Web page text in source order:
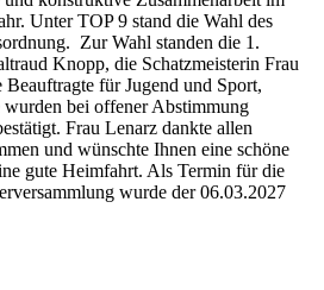
Unter TOP 9 stand die Wahl des
Zur Wahl standen die 1.
Knopp, die Schatzmeisterin Frau
für Jugend und Sport,
bei offener Abstimmung
Frau Lenarz dankte allen
und wünschte Ihnen eine schöne
gute Heimfahrt. Als Termin für die
wurde der 06.03.2027